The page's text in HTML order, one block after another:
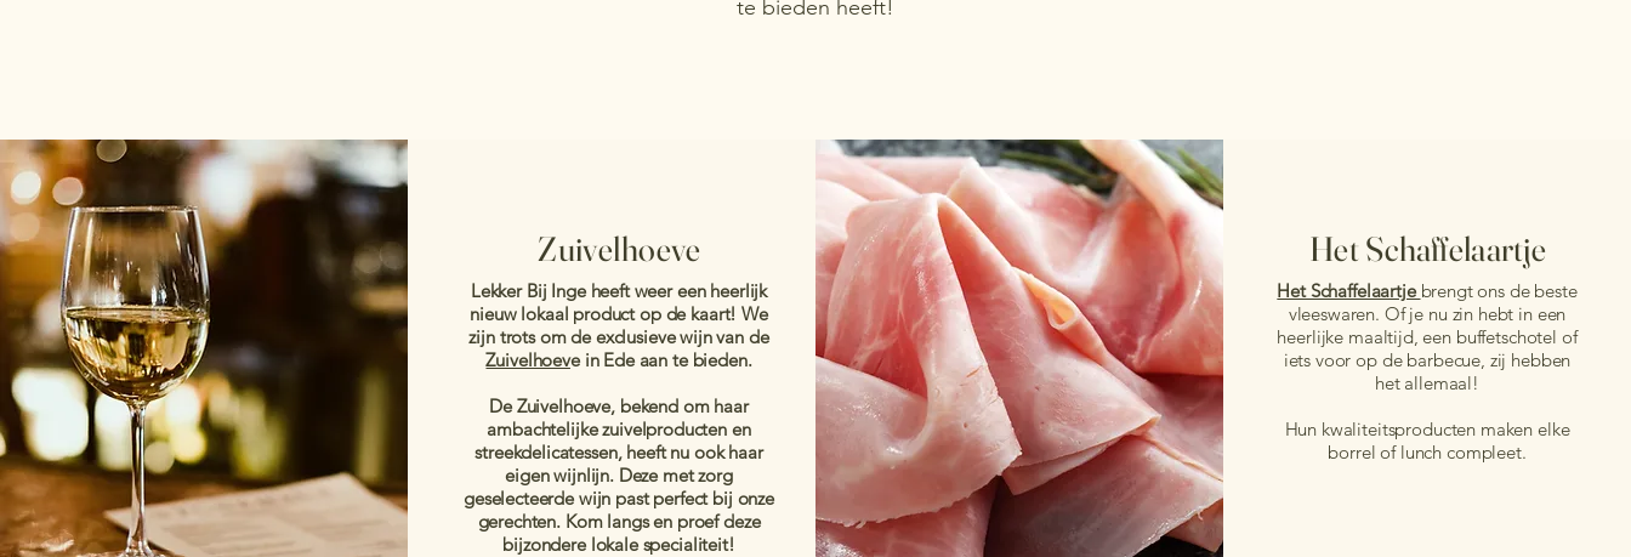
te bieden heeft!
Zuivelhoeve
Lekker Bij Inge heeft weer een heerlijk
nieuw lokaal product op de kaart! We
zijn trots om de exclusieve wijn van de
Zuivelhoeve in Ede aan te bieden.
De Zuivelhoeve, bekend om haar
ambachtelijke zuivelproducten en
streekdelicatessen, heeft nu ook haar
eigen wijnlijn. Deze met zorg
geselecteerde wijn past perfect bij onze
gerechten. Kom langs en proef deze
bijzondere lokale specialiteit!
Het Schaffelaartje
Het Schaffelaartje brengt ons de beste
vleeswaren. Of je nu zin hebt in een
heerlijke maaltijd, een buffetschotel of
iets voor op de barbecue, zij hebben
het allemaal!
Hun kwaliteitsproducten maken elke
borrel of lunch compleet.